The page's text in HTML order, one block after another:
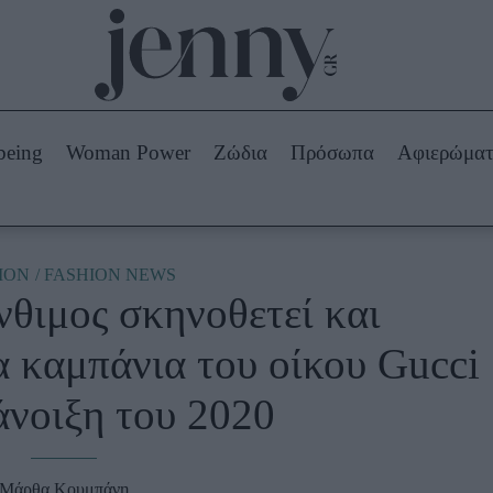
Beauty -
Ομορφιά
Skincare
Μακιγιάζ
Ζώδια
Woman Power Ζώδια Πρόσωπα
FASHION NEWS
σκηνοθετεί και
καμπάνια του οίκου Gucci
του 2020
Μάρθα Κουμπάνη